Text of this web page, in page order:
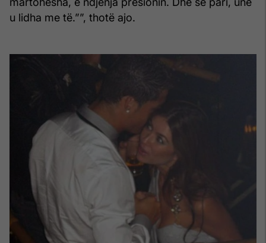
u lidha me të.””, thotë ajo.